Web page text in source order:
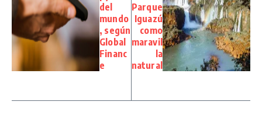
del
mundo
, según
Global
Financ
e
Parque
Iguazú
como
maravil
la
natural